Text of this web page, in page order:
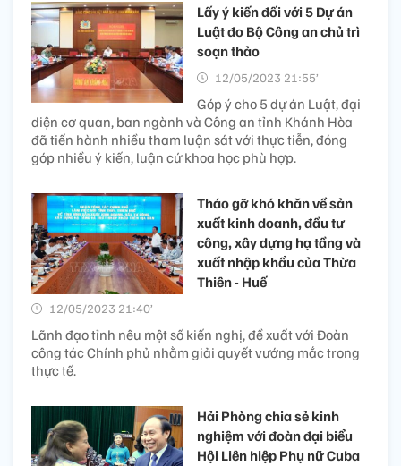
Lấy ý kiến đối với 5 Dự án
Luật đo Bộ Công an chủ trì
soạn thảo
12/05/2023 21:55’
Góp ý cho 5 dự án Luật, đại
diện cơ quan, ban ngành và Công an tỉnh Khánh Hòa
đã tiến hành nhiều tham luận sát với thực tiễn, đóng
góp nhiều ý kiến, luận cứ khoa học phù hợp.
Tháo gỡ khó khăn về sản
xuất kinh doanh, đầu tư
công, xây dựng hạ tầng và
xuất nhập khẩu của Thừa
Thiên - Huế
12/05/2023 21:40’
Lãnh đạo tỉnh nêu một số kiến nghị, đề xuất với Đoàn
công tác Chính phủ nhằm giải quyết vướng mắc trong
thực tế.
Hải Phòng chia sẻ kinh
nghiệm với đoàn đại biểu
Hội Liên hiệp Phụ nữ Cuba